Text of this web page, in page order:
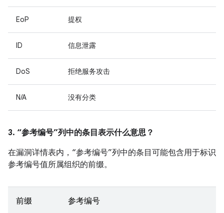
EoP 提权
ID 信息泄露
DoS 拒绝服务攻击
N/A 没有分类
3. “参考编号”列中的条目表示什么意思？
在漏洞详情表内，“参考编号”列中的条目可能包含用于标识
参考编号值所属组织的前缀。
前缀 参考编号